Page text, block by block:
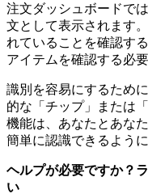
注文ダッシュボードで
文として表示されます
れていることを確認す
アイテムを確認する必
識別を容易にするため
的な「チップ」または
機能は、あなたとあな
簡単に認識できるように
ヘルプが必要ですか？
い